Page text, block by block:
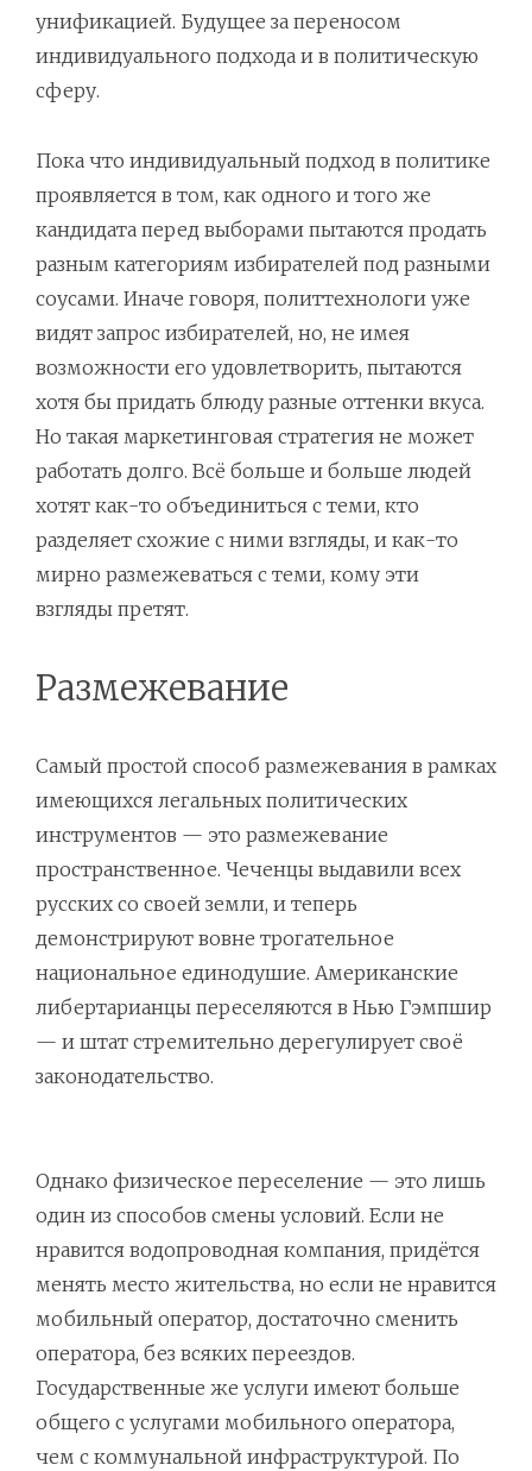
унификацией. Будущее за переносом
индивидуального подхода и в политическую
сферу.
Пока что индивидуальный подход в политике
проявляется в том, как одного и того же
кандидата перед выборами пытаются продать
разным категориям избирателей под разными
соусами. Иначе говоря, политтехнологи уже
видят запрос избирателей, но, не имея
возможности его удовлетворить, пытаются
хотя бы придать блюду разные оттенки вкуса.
Но такая маркетинговая стратегия не может
работать долго. Всё больше и больше людей
хотят как-то объединиться с теми, кто
разделяет схожие с ними взгляды, и как-то
мирно размежеваться с теми, кому эти
взгляды претят.
Размежевание
Самый простой способ размежевания в рамках
имеющихся легальных политических
инструментов — это размежевание
пространственное. Чеченцы выдавили всех
русских со своей земли, и теперь
демонстрируют вовне трогательное
национальное единодушие. Американские
либертарианцы переселяются в Нью Гэмпшир
— и штат стремительно дерегулирует своё
законодательство.
Однако физическое переселение — это лишь
один из способов смены условий. Если не
нравится водопроводная компания, придётся
менять место жительства, но если не нравится
мобильный оператор, достаточно сменить
оператора, без всяких переездов.
Государственные же услуги имеют больше
общего с услугами мобильного оператора,
чем с коммунальной инфраструктурой. По